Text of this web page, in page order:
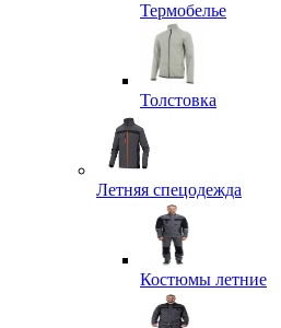
Термобелье
Толстовка
Летняя спецодежда
Костюмы летние